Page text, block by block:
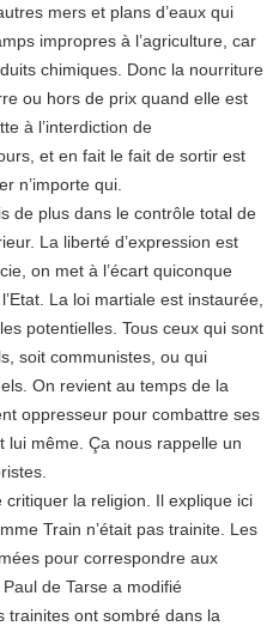
mers et plans d’eaux qui
impropres à l’agriculture, car
chimiques. Donc la nourriture
ou hors de prix quand elle est
à l’interdiction de
et en fait le fait de sortir est
n’importe qui.
de plus dans le contrôle total de
La liberté d’expression est
on met à l’écart quiconque
La loi martiale est instaurée,
potentielles. Tous ceux qui sont
soit communistes, ou qui
On revient au temps de la
oppresseur pour combattre ses
lui même. Ça nous rappelle un
la religion. Il explique ici
Train n’était pas trainite. Les
pour correspondre aux
de Tarse a modifié
trainites ont sombré dans la